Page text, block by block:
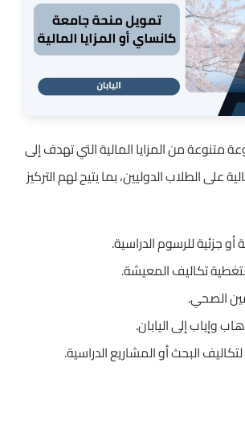
متنوعة من المزايا المالية التي تهدف إلى
على الطلاب الدوليين، بما يتيح لهم التركيز
جزئية للرسوم الدراسية.
تكاليف المعيشة.
الصحي.
وإياب إلى اليابان.
البحث أو المشاريع الدراسية.